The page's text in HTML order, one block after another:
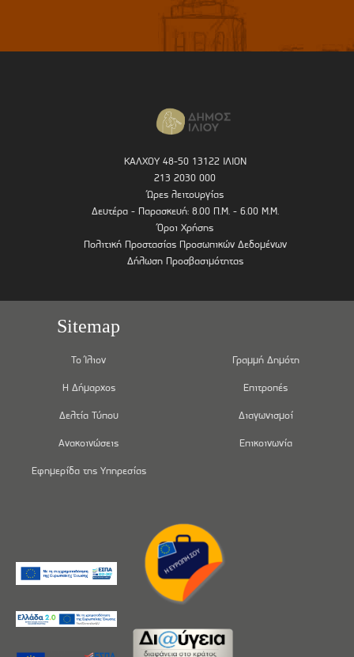
ΚΑΛΧΟΥ 48-50 13122 ΙΛΙΟΝ
213 2030 000
Ώρες λειτουργίας
Δευτέρα - Παρασκευή: 8.00 Π.Μ. - 6.00 Μ.Μ.
Όροι Χρήσης
Πολιτική Προστασίας Προσωπικών Δεδομένων
Δήλωση Προσβασιμότητας
Sitemap
Το Ίλιον
Η Δήμαρχος
Δελτία Τύπου
Ανακοινώσεις
Εφημερίδα της Υπηρεσίας
Γραμμή Δημότη
Επιτροπές
Διαγωνισμοί
Επικοινωνία